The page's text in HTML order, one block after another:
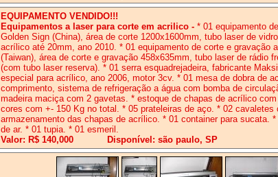
EQUIPAMENTO VENDIDO!!!
Equipamentos a laser para corte em acrilico - * 01 equipamento
Golden Sign (China), área de corte 1200x1600mm, tubo laser de
acrílico até 20mm, ano 2010. * 01 equipamento de corte e gravação
(Taiwan), área de corte e gravação 458x635mm, tubo laser de rádio
(com tubo laser reserva). * 01 serra esquadrejadeira, fabricante
especial para acrílico, ano 2006, motor 3cv. * 01 mesa de dobra de
comprimento, sistema de refrigeração a água com bomba de
madeira maciça com 2 gavetas. * estoque de chapas de acrílico
cores com +- 150 Kg no total. * 05 prateleiras de aço. * 02 cavaletes
armazenamento das chapas de acrílico. * 01 container para sucata.
de ar. * 01 tupia. * 01 esmeril.
Valor: R$ 140,000
Disponível: são paulo, SP